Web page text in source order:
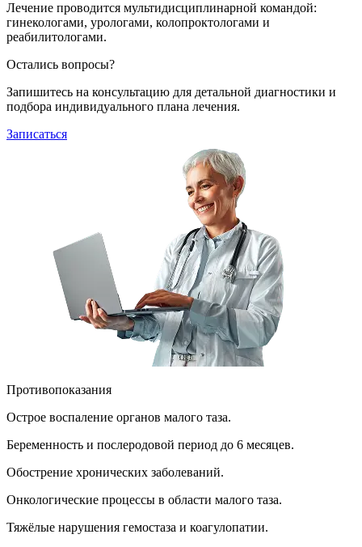
Лечение проводится мультидисциплинарной командой:
гинекологами, урологами, колопроктологами и
реабилитологами.
Остались вопросы?
Запишитесь на консультацию для детальной диагностики и
подбора индивидуального плана лечения.
Записаться
Противопоказания
Острое воспаление органов малого таза.
Беременность и послеродовой период до 6 месяцев.
Обострение хронических заболеваний.
Онкологические процессы в области малого таза.
Тяжёлые нарушения гемостаза и коагулопатии.